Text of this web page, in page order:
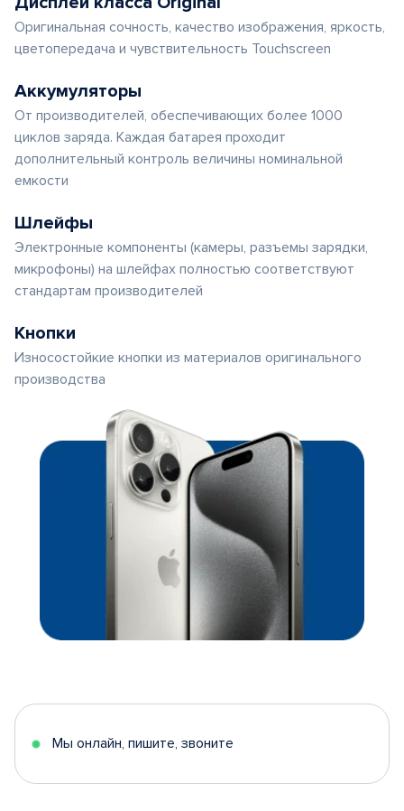
Оригинальная сочность, качество изображения, яркость,
цветопередача и чувствительность Touchscreen
Аккумуляторы
От производителей, обеспечивающих более 1000
циклов заряда. Каждая батарея проходит
дополнительный контроль величины номинальной
емкости
Шлейфы
Электронные компоненты (камеры, разъемы зарядки,
микрофоны) на шлейфах полностью соответствуют
стандартам производителей
Кнопки
Износостойкие кнопки из материалов оригинального
производства
Мы онлайн, пишите, звоните